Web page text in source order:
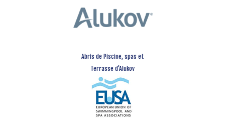
Abris de Piscine, spas et
Terrasse d’Alukov